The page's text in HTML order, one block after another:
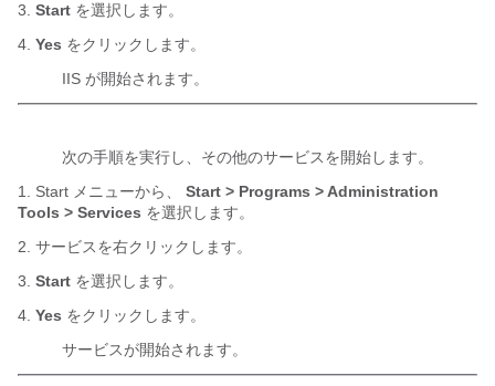
3. Start を選択します。
4. Yes をクリックします。
IIS が開始されます。
次の手順を実行し、その他のサービスを開始します。
1. Start メニューから、
Start > Programs > Administration
Tools > Services を選択します。
2. サービスを右クリックします。
3. Start を選択します。
4. Yes をクリックします。
サービスが開始されます。